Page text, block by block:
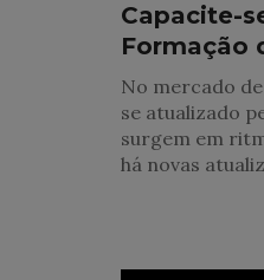
Capacite-
Formação
No mercado
se atualizado
surgem em
há novas